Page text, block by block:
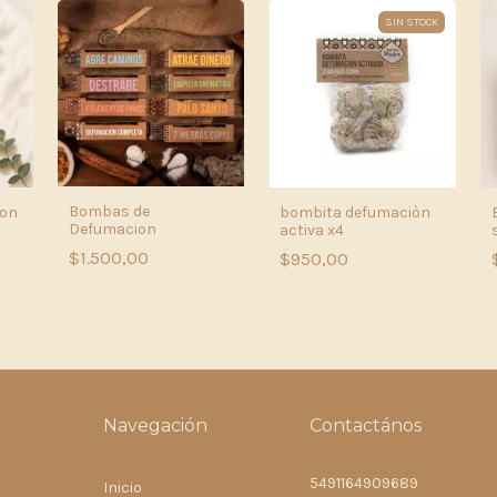
Bombas de
Defumacion
$1.500,00
SIN STOCK
bombita defumaciòn
activa x4
$950,00
Navegación
Inicio
Contactános
5491164909689